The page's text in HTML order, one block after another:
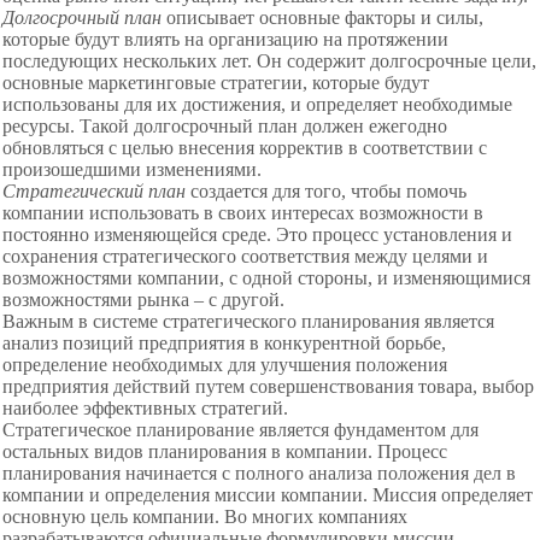
Долгосрочный план описывает основные факторы и силы,
которые будут влиять на организацию на протяжении
последующих нескольких лет. Он содержит долгосрочные цели,
основные маркетинговые стратегии, которые будут
использованы для их достижения, и определяет необходимые
ресурсы. Такой долгосрочный план должен ежегодно
обновляться с целью внесения корректив в соответствии с
произошедшими изменениями.
Стратегический план создается для того, чтобы помочь
компании использовать в своих интересах возможности в
постоянно изменяющейся среде. Это процесс установления и
сохранения стратегического соответствия между целями и
возможностями компании, с одной стороны, и изменяющимися
возможностями рынка – с другой.
Важным в системе стратегического планирования является
анализ позиций предприятия в конкурентной борьбе,
определение необходимых для улучшения положения
предприятия действий путем совершенствования товара, выбор
наиболее эффективных стратегий.
Стратегическое планирование является фундаментом для
остальных видов планирования в компании. Процесс
планирования начинается с полного анализа положения дел в
компании и определения миссии компании. Миссия определяет
основную цель компании. Во многих компаниях